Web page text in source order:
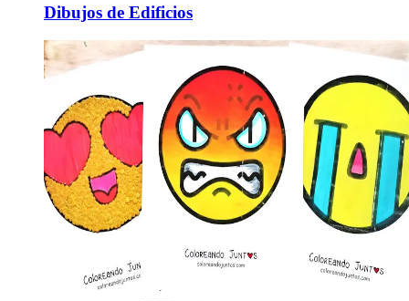
Dibujos de Edificios